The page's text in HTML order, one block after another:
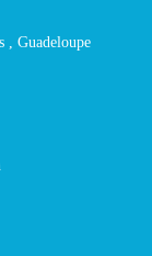
, Guadeloupe